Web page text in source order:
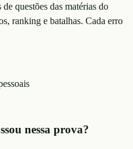
questões das matérias do
ranking e batalhas. Cada erro
nessa prova?